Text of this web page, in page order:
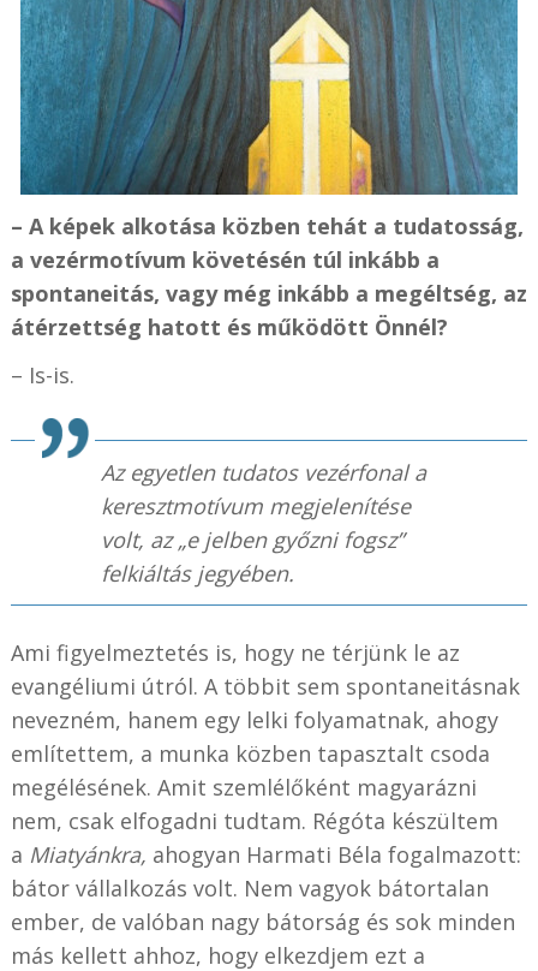
– A képek alkotása közben tehát a tudatosság,
a vezérmotívum követésén túl inkább a
spontaneitás, vagy még inkább a megéltség, az
átérzettség hatott és működött Önnél?
– Is-is.
Az egyetlen tudatos vezérfonal a
keresztmotívum megjelenítése
volt, az „e jelben győzni fogsz”
felkiáltás jegyében.
Ami figyelmeztetés is, hogy ne térjünk le az
evangéliumi útról. A többit sem spontaneitásnak
nevezném, hanem egy lelki folyamatnak, ahogy
említettem, a munka közben tapasztalt csoda
megélésének. Amit szemlélőként magyarázni
nem, csak elfogadni tudtam. Régóta készültem
a Miatyánkra, ahogyan Harmati Béla fogalmazott:
bátor vállalkozás volt. Nem vagyok bátortalan
ember, de valóban nagy bátorság és sok minden
más kellett ahhoz, hogy elkezdjem ezt a